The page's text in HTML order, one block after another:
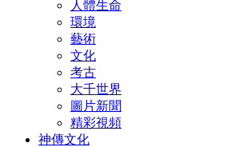
人體生命
環境
藝術
文化
考古
大千世界
圖片新聞
精彩視頻
神傳文化